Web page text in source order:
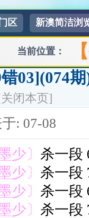
区 新澳简洁浏
当前位置：
03](074
闭本页]
: 07-08
少〕 杀一段
少〕 杀一段
少〕 杀一段
少〕 杀一段